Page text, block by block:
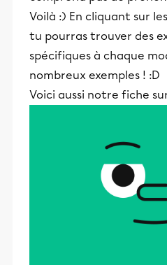
Voilà :) En cliquant sur
tu pourras trouver des
spécifiques à chaque
nombreux exemples ! :D
Voici aussi notre fiche